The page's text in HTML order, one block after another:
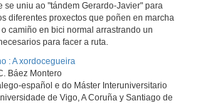
se uniu ao "tándem Gerardo-Javier" para
diferentes proxectos que poñen en marcha
camiño en bici normal arrastrando un
para facer a ruta.
: A xordocegueira
Báez Montero
español e do Máster Interuniversitario
de Vigo, A Coruña y Santiago de